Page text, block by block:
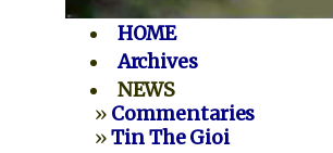
HOME
Archives
NEWS
» Commentaries
»Tin The Gioi